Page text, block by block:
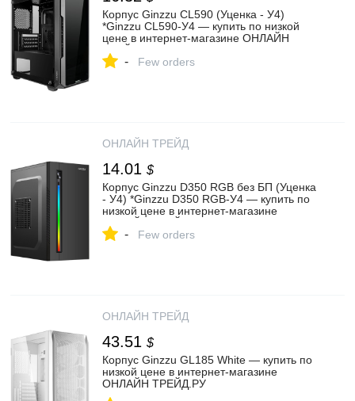
Корпус Ginzzu CL590 (Уценка - У4)
*Ginzzu CL590-У4 — купить по низкой
цене в интернет-магазине ОНЛАЙН
- Few orders
ОНЛАЙН ТРЕЙД
14.01 $
Корпус Ginzzu D350 RGB без БП (Уценка
- У4) *Ginzzu D350 RGB-У4 — купить по
низкой цене в интернет-магазине
- Few orders
ОНЛАЙН ТРЕЙД
43.51 $
Корпус Ginzzu GL185 White — купить по
низкой цене в интернет-магазине
ОНЛАЙН ТРЕЙД.РУ